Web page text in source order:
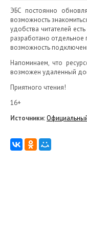
ЭБС постоянно
возможность
удобства читателей
разработано
возможность
Напоминаем, что
возможен удаленный
Приятного чтения!
16+
Источники:Официальный